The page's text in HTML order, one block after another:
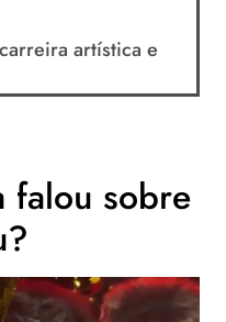
artística e
falou sobre